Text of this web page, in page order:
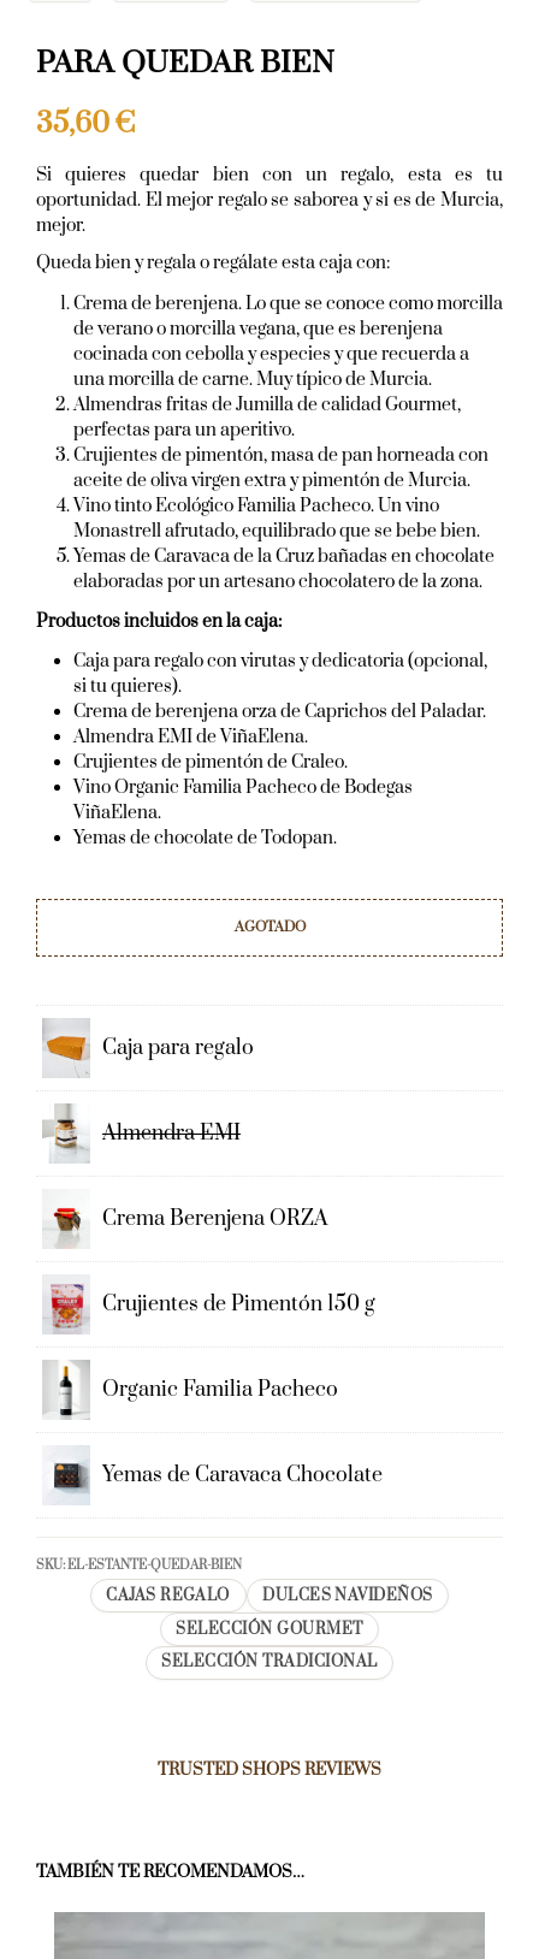
PARA QUEDAR BIEN
35,60€
Si quieres quedar bien con un regalo, esta es tu
oportunidad. El mejor regalo se saborea y si es de Murcia,
mejor.
Queda bien y regala o regálate esta caja con:
Crema de berenjena. Lo que se conoce como morcilla
de verano o morcilla vegana, que es berenjena
cocinada con cebolla y especies y que recuerda a
una morcilla de carne. Muy típico de Murcia.
Almendras fritas de Jumilla de calidad Gourmet,
perfectas para un aperitivo.
Crujientes de pimentón, masa de pan horneada con
aceite de oliva virgen extra y pimentón de Murcia.
Vino tinto Ecológico Familia Pacheco. Un vino
Monastrell afrutado, equilibrado que se bebe bien.
Yemas de Caravaca de la Cruz bañadas en chocolate
elaboradas por un artesano chocolatero de la zona.
Productos incluidos en la caja:
Caja para regalo con virutas y dedicatoria (opcional,
si tu quieres).
Crema de berenjena orza de Caprichos del Paladar.
Almendra EMI de ViñaElena.
Crujientes de pimentón de Craleo.
Vino Organic Familia Pacheco de Bodegas
ViñaElena.
Yemas de chocolate de Todopan.
AGOTADO
Caja para regalo
Almendra EMI
Crema Berenjena ORZA
Crujientes de Pimentón 150 g
Organic Familia Pacheco
Yemas de Caravaca Chocolate
SKU:EL-ESTANTE-QUEDAR-BIEN
CAJAS REGALO
DULCES NAVIDEÑOS
SELECCIÓN GOURMET
SELECCIÓN TRADICIONAL
TRUSTED SHOPS REVIEWS
TAMBIÉN TE RECOMENDAMOS…